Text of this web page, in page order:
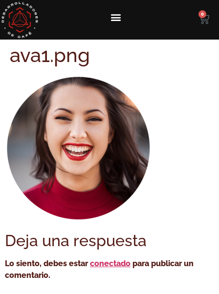
0
ava1.png
Deja una respuesta
Lo siento, debes estarconectado para publicar un
comentario.